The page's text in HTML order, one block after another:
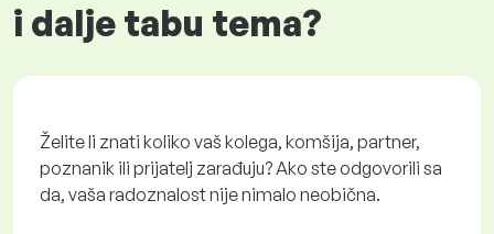
i dalje tabu tema?
Želite li znati koliko vaš kolega, komšija, partner,
poznanik ili prijatelj zarađuju? Ako ste odgovorili sa
da, vaša radoznalost nije nimalo neobična.